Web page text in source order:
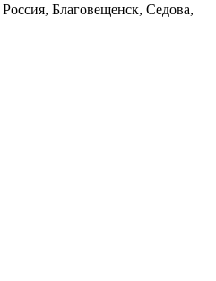
Россия, Благовещенск, Седова,